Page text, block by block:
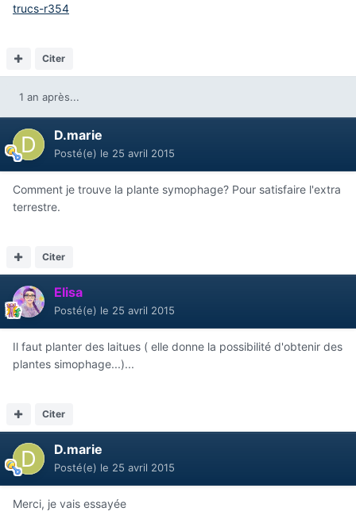
trucs-r354
Citer
1 an après...
D.marie
Posté(e) le 25 avril 2015
Comment je trouve la plante symophage? Pour satisfaire l'extra
terrestre.
Citer
Elisa
Posté(e) le 25 avril 2015
Il faut planter des laitues ( elle donne la possibilité d'obtenir des
plantes simophage...)...
Citer
D.marie
Posté(e) le 25 avril 2015
Merci, je vais essayée